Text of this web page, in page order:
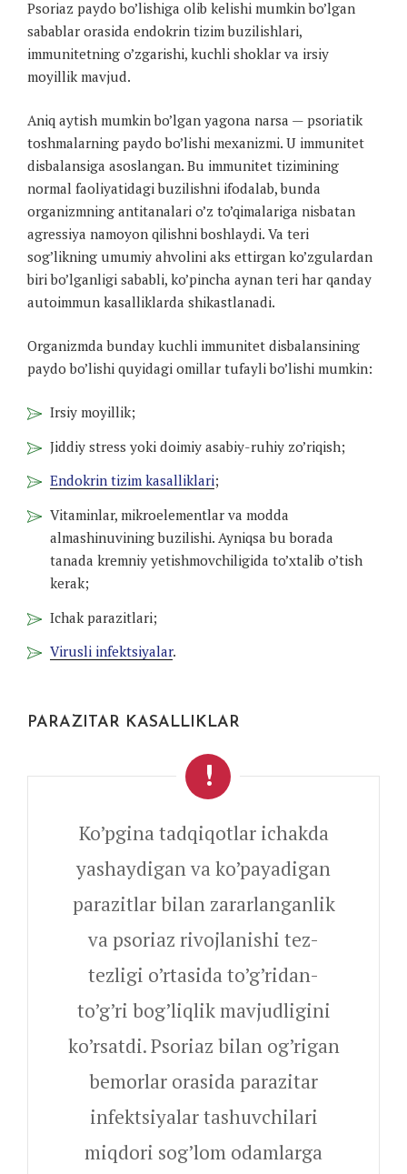
Psoriaz paydo bo’lishiga olib kelishi mumkin bo’lgan
sabablar orasida endokrin tizim buzilishlari,
immunitetning o’zgarishi, kuchli shoklar va irsiy
moyillik mavjud.
Aniq aytish mumkin bo’lgan yagona narsa — psoriatik
toshmalarning paydo bo’lishi mexanizmi. U immunitet
disbalansiga asoslangan. Bu immunitet tizimining
normal faoliyatidagi buzilishni ifodalab, bunda
organizmning antitanalari o’z to’qimalariga nisbatan
agressiya namoyon qilishni boshlaydi. Va teri
sog’likning umumiy ahvolini aks ettirgan ko’zgulardan
biri bo’lganligi sababli, ko’pincha aynan teri har qanday
autoimmun kasalliklarda shikastlanadi.
Organizmda bunday kuchli immunitet disbalansining
paydo bo’lishi quyidagi omillar tufayli bo’lishi mumkin:
Irsiy moyillik;
Jiddiy stress yoki doimiy asabiy-ruhiy zo’riqish;
Endokrin tizim kasalliklari;
Vitaminlar, mikroelementlar va modda
almashinuvining buzilishi. Ayniqsa bu borada
tanada kremniy yetishmovchiligida to’xtalib o’tish
kerak;
Ichak parazitlari;
Virusli infektsiyalar.
PARAZITAR KASALLIKLAR
Ko’pgina tadqiqotlar ichakda
yashaydigan va ko’payadigan
parazitlar bilan zararlanganlik
va psoriaz rivojlanishi tez-
tezligi o’rtasida to’g’ridan-
to’g’ri bog’liqlik mavjudligini
ko’rsatdi. Psoriaz bilan og’rigan
bemorlar orasida parazitar
infektsiyalar tashuvchilari
miqdori sog’lom odamlarga